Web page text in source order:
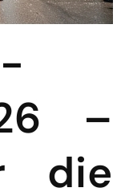
–
die